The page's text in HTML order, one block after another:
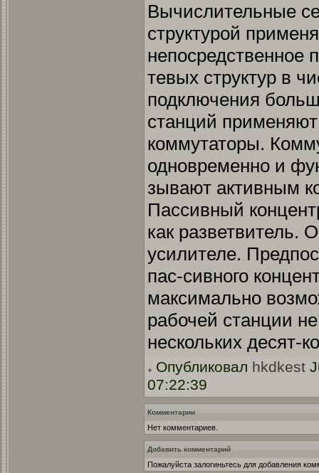
Вычислительные
структурой
непосредственное
тевых структур в
подключения
станций
коммутаторы.
одновременно и
зывают активным
Пассивный
как разветвитель.
усилителе.
пас-сивного
максимально
рабочей станции
нескольких десят-
Опубликовал hkdkest
07:22:39
Комментарии
Нет комментариев.
Добавить комментарий
Пожалуйста залогиньтесь для добавления